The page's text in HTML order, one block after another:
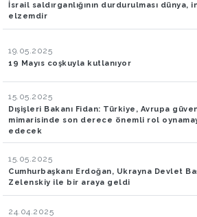
İsrail saldırganlığının durdurulması dünya,
elzemdir
19.05.2025
19 Mayıs coşkuyla kutlanıyor
15.05.2025
Dışişleri Bakanı Fidan: Türkiye, Avrupa
mimarisinde son derece önemli rol
edecek
15.05.2025
Cumhurbaşkanı Erdoğan, Ukrayna Devlet
Zelenskiy ile bir araya geldi
24.04.2025